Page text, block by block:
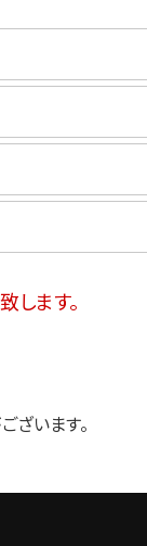
します。
います。